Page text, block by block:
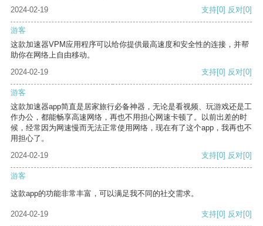
2024-02-19
支持[0] 反对[0]
游客
这款加速器VPM应用程序可以给你提供最高速度和安全性的连接，并帮
助你在网络上自由移动。
2024-02-19
支持[0] 反对[0]
游客
这款加速器app简直是居家旅行必备神器，无论是看视频、玩游戏还是工
作办公，都能畅享高速网络，再也不用担心网速卡顿了。以前出差的时
候，经常因为网速慢而无法正常使用网络，现在有了这个app，我再也不
用担心了。
2024-02-19
支持[0] 反对[0]
游客
这款app的功能非常丰富，可以满足我不同的社交需求。
2024-02-19 支持[0] 反对[0]